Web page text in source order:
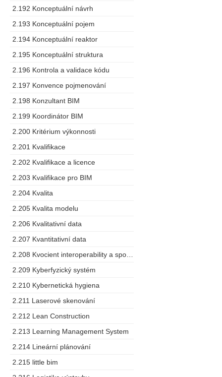
2.192 Konceptuální návrh
2.193 Konceptuální pojem
2.194 Konceptuální reaktor
2.195 Konceptuální struktura
2.196 Kontrola a validace kódu
2.197 Konvence pojmenování
2.198 Konzultant BIM
2.199 Koordinátor BIM
2.200 Kritérium výkonnosti
2.201 Kvalifikace
2.202 Kvalifikace a licence
2.203 Kvalifikace pro BIM
2.204 Kvalita
2.205 Kvalita modelu
2.206 Kvalitativní data
2.207 Kvantitativní data
2.209 Kyberfyzický systém
2.210 Kybernetická hygiena
2.211 Laserové skenování
2.212 Lean Construction
2.213 Learning Management System
2.214 Lineární plánování
2.215 little bim